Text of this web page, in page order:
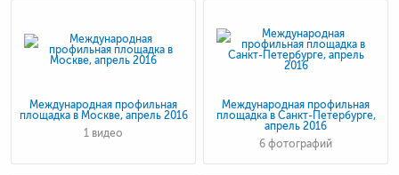
Фото и видео
Публикации о нас
Вопросы и ответы
Международная профильная
площадка в Москве, апрель 2016
1 видео
Международная профильная
площадка в Санкт-Петербурге,
апрель 2016
6 фотографий